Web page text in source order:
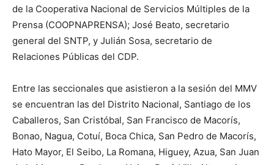
de la Cooperativa Nacional de Servicios Múltiples de la
Prensa (COOPNAPRENSA); José Beato, secretario
general del SNTP, y Julián Sosa, secretario de
Relaciones Públicas del CDP.
Entre las seccionales que asistieron a la sesión del MMV
se encuentran las del Distrito Nacional, Santiago de los
Caballeros, San Cristóbal, San Francisco de Macorís,
Bonao, Nagua, Cotuí, Boca Chica, San Pedro de Macorís,
Hato Mayor, El Seibo, La Romana, Higuey, Azua, San Juan